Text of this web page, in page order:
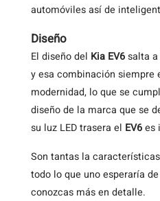
automóviles así de
Diseño
El diseño del Kia EV6salta
y esa combinación siempre
modernidad, lo que se
diseño de la marca que se
su luz LED trasera el EV6es
Son tantas la
todo lo que uno esperaría
conozcas más en detalle.